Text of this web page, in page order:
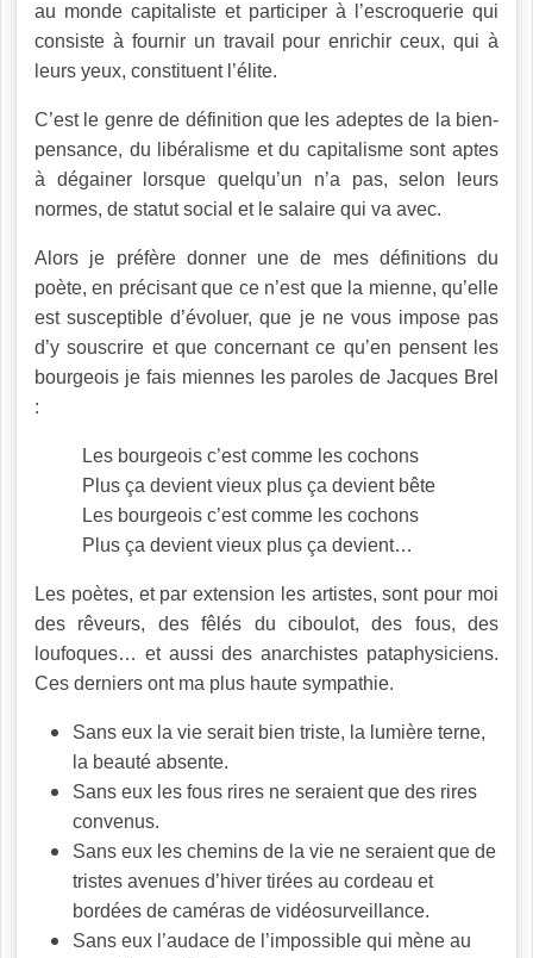
au monde capitaliste et participer à l’escroquerie qui
consiste à fournir un travail pour enrichir ceux, qui à
leurs yeux, constituent l’élite.
C’est le genre de définition que les adeptes de la bien-
pensance, du libéralisme et du capitalisme sont aptes
à dégainer lorsque quelqu’un n’a pas, selon leurs
normes, de statut social et le salaire qui va avec.
Alors je préfère donner une de mes définitions du
poète, en précisant que ce n’est que la mienne, qu’elle
est susceptible d’évoluer, que je ne vous impose pas
d’y souscrire et que concernant ce qu’en pensent les
bourgeois je fais miennes les paroles de Jacques Brel
:
Les bourgeois c’est comme les cochons
Plus ça devient vieux plus ça devient bête
Les bourgeois c’est comme les cochons
Plus ça devient vieux plus ça devient…
Les poètes, et par extension les artistes, sont pour moi
des rêveurs, des fêlés du ciboulot, des fous, des
loufoques… et aussi des anarchistes pataphysiciens.
Ces derniers ont ma plus haute sympathie.
Sans eux la vie serait bien triste, la lumière terne,
la beauté absente.
Sans eux les fous rires ne seraient que des rires
convenus.
Sans eux les chemins de la vie ne seraient que de
tristes avenues d’hiver tirées au cordeau et
bordées de caméras de vidéosurveillance.
Sans eux l’audace de l’impossible qui mène au